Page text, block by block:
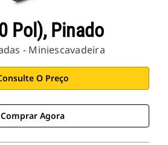
Pol), Pinado
- Miniescavadeira
O Preço
Comprar Agora